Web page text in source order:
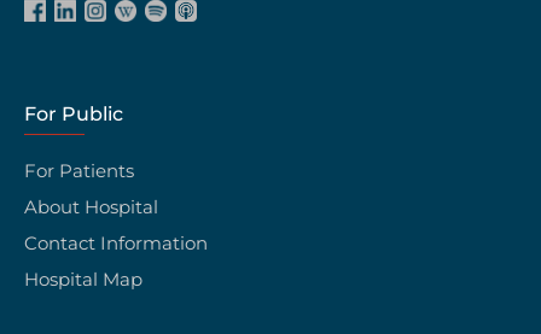
For Public
For Patients
About Hospital
Contact Information
Hospital Map